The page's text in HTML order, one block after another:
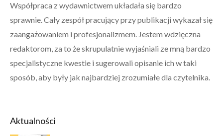
Współpraca z wydawnictwem układała się bardzo
sprawnie. Cały zespół pracujący przy publikacji wykazał się
zaangażowaniem i profesjonalizmem. Jestem wdzięczna
redaktorom, za to że skrupulatnie wyjaśniali ze mną bardzo
specjalistyczne kwestie i sugerowali opisanie ich w taki
sposób, aby były jak najbardziej zrozumiałe dla czytelnika.
Aktualności